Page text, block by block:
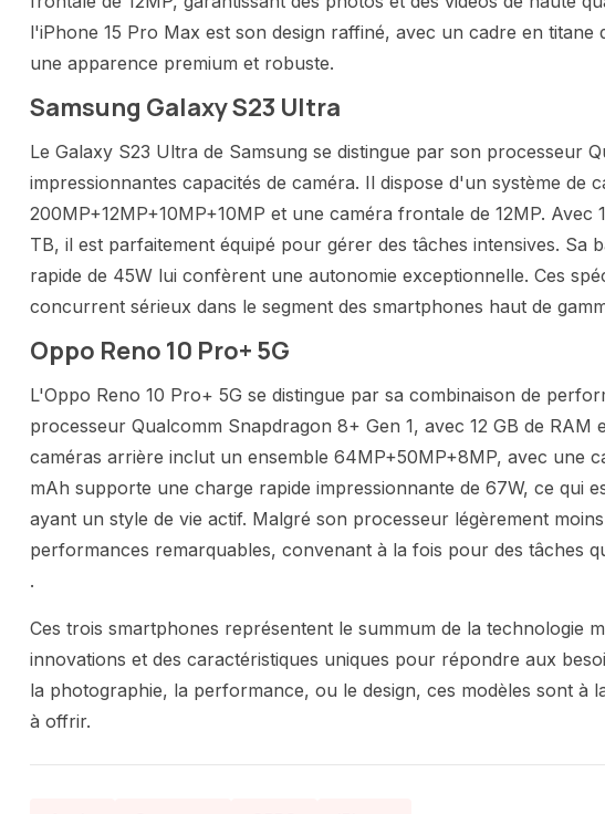
l'iPhone 15 Pro Max est son design raffiné, avec un cadre en
une apparence premium et robuste​​​​.
Samsung Galaxy S23 Ultra
Le Galaxy S23 Ultra de Samsung se distingue par son processeur
impressionnantes capacités de caméra. Il dispose d'un système de
200MP+12MP+10MP+10MP et une caméra frontale de 12MP. Avec
TB, il est parfaitement équipé pour gérer des tâches intensives. Sa
rapide de 45W lui confèrent une autonomie exceptionnelle. Ces
concurrent sérieux dans le segment des smartphones haut de
Oppo Reno 10 Pro+ 5G
L'Oppo Reno 10 Pro+ 5G se distingue par sa combinaison de
processeur Qualcomm Snapdragon 8+ Gen 1, avec 12 GB de RAM
caméras arrière inclut un ensemble 64MP+50MP+8MP, avec une
mAh supporte une charge rapide impressionnante de 67W, ce qui
ayant un style de vie actif. Malgré son processeur légèrement
performances remarquables, convenant à la fois pour des tâches
.
Ces trois smartphones représentent le summum de la technologie
innovations et des caractéristiques uniques pour répondre aux
la photographie, la performance, ou le design, ces modèles sont à
à offrir.